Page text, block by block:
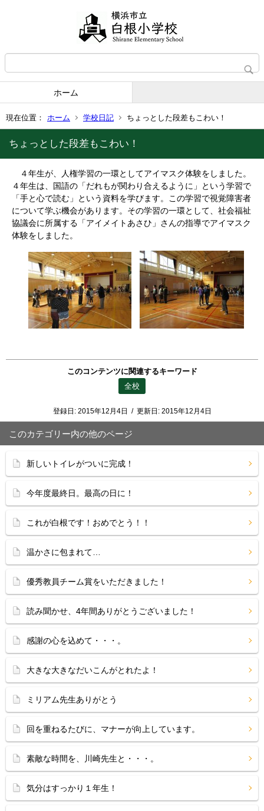
ホーム
現在位置： ホーム 学校日記 ちょっとした段差もこわい！
ちょっとした段差もこわい！
４年生が、人権学習の一環としてアイマスク体験をしました。
４年生は、国語の「だれもが関わり合えるように」という学習で
「手と心で読む」という資料を学びます。この学習で視覚障害者
について学ぶ機会があります。その学習の一環として、社会福祉
協議会に所属する「アイメイトあさひ」さんの指導でアイマスク
体験をしました。
このコンテンツに関連するキーワード
全校
登録日: 2015年12月4日 / 更新日: 2015年12月4日
このカテゴリー内の他のページ
新しいトイレがついに完成！
今年度最終日。最高の日に！
これが白根です！おめでとう！！
温かさに包まれて…
優秀教員チーム賞をいただきました！
読み聞かせ、4年間ありがとうございました！
感謝の心を込めて・・・。
大きな大きなだいこんがとれたよ！
ミリアム先生ありがとう
回を重ねるたびに、マナーが向上しています。
素敵な時間を、川崎先生と・・・。
気分はすっかり１年生！